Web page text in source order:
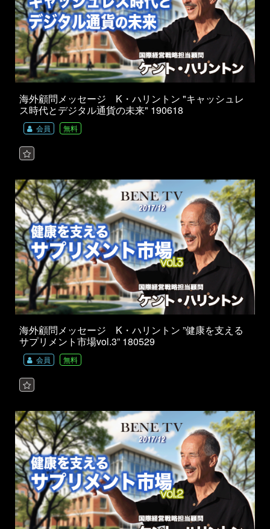
海外顧問メッセージ K・ハリントン "キャッシュレ
ス時代とデジタル通貨の未来" 190618
会員 無料
海外顧問メッセージ K・ハリントン ”健康を支える
サプリメント市場vol.3” 180529
会員 無料